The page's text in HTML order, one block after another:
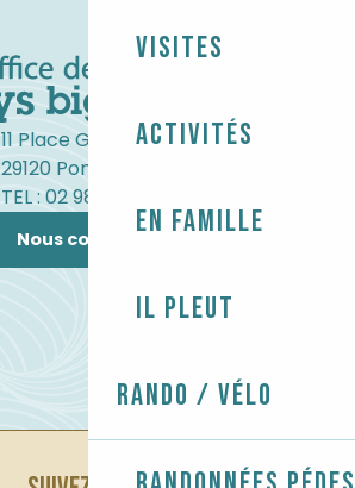
Visites
Activités
En famille
Il pleut
Rando / Vélo
11 Place Gambetta
29120 Pont-l'Abbé
TEL : 02 98 82 37 99
Nous contacter